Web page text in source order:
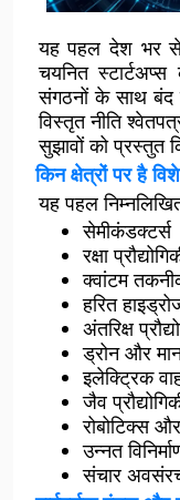
यह पहल देश भर से
चयनित
संगठनों के साथ बंद
विस्तृत नीति
सुझावों को प्रस्तुत
किन क्षेत्रों पर है
यह पहल
सेमीकंडक्टर्स
रक्षा
क्वांटम
हरित
अंतरिक्ष
ड्रोन और
इलेक्ट्रिक
जैव
रोबोटिक्स
उन्नत
संचार